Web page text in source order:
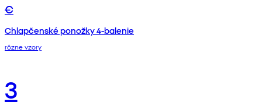
€
Chlapčenské ponožky 4-balenie
rôzne vzory
3